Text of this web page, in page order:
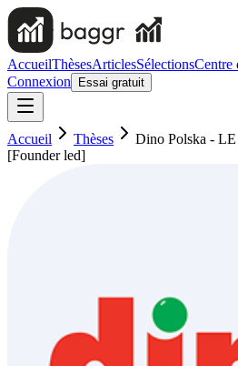
AccueilThèsesArticlesSélectionsCentre
Connexion
Essai gratuit
Accueil Thèses
Dino Polska -
[Founder led]